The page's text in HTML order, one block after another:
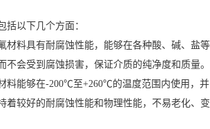
括以下几个方面：
材料具有耐腐蚀性能，能够在各种酸、碱、盐等
不会受到腐蚀损害，保证介质的纯净度和质量。
料能够在-200℃至+260℃的温度范围内使用，并
着较好的耐腐蚀性能和物理性能，不易老化、变